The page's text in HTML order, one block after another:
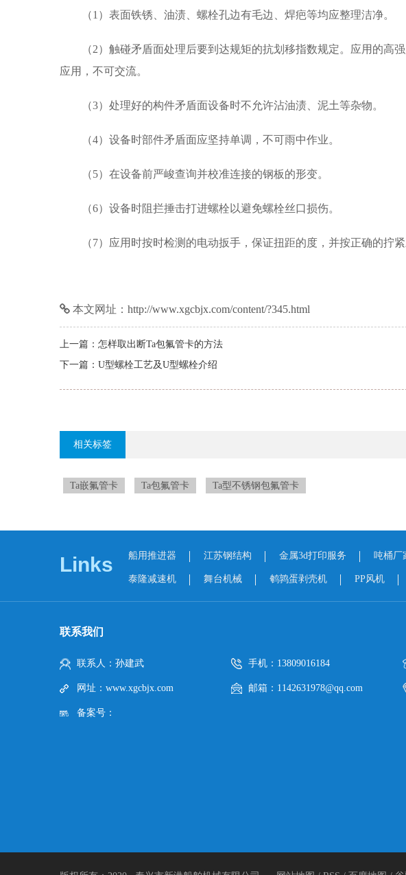
（1）表面铁锈、油渍、螺栓孔边有毛边、焊疤等均应整理洁净。
（2）触碰矛盾面处理后要到达规矩的抗划移指数规定。应用的高
应用，不可交流。
（3）处理好的构件矛盾面设备时不允许沾油渍、泥土等杂物。
（4）设备时部件矛盾面应坚持单调，不可雨中作业。
（5）在设备前严峻查询并校准连接的钢板的形变。
（6）设备时阻拦捶击打进螺栓以避免螺栓丝口损伤。
（7）应用时按时检测的电动扳手，保证扭距的度，并按正确的拧紧
本文网址： http://www.xgcbjx.com/content/?345.html
上一篇： 怎样取出断Ta包氟管卡的方法
下一篇： U型螺栓工艺及U型螺栓介绍
相关标签
Ta嵌氟管卡 Ta包氟管卡 Ta型不锈钢包氟管卡
Links 船用推进器 江苏钢结构 金属3d打印服务 吨桶厂
泰隆减速机 舞台机械 鹌鹑蛋剥壳机 PP风机
联系我们
联系人：孙建武 手机：13809016184
网址：www.xgcbjx.com 邮箱：1142631978@qq.com
备案号：